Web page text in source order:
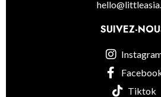
SUIVEZ-
Tiktok